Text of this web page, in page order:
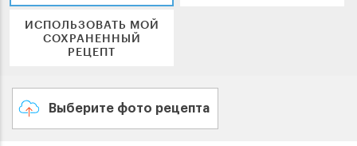
ИСПОЛЬЗОВАТЬ МОЙ
СОХРАНЕННЫЙ
РЕЦЕПТ
Выберите фото рецепта